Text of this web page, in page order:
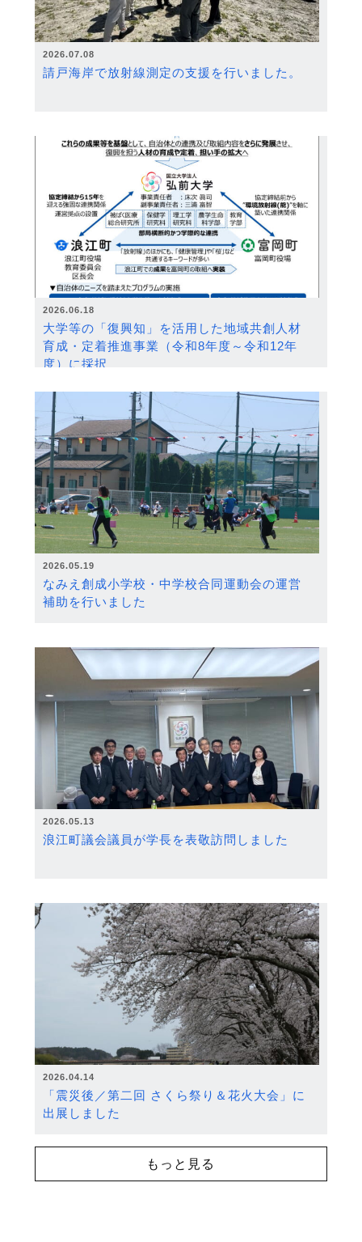
2026.07.08
請戸海岸で放射線測定の支援を行いました。
2026.06.18
大学等の「復興知」を活用した地域共創人材
育成・定着推進事業（令和8年度～令和12年
度）に採択
2026.05.19
なみえ創成小学校・中学校合同運動会の運営
補助を行いました
2026.05.13
浪江町議会議員が学長を表敬訪問しました
2026.04.14
「震災後／第二回 さくら祭り＆花火大会」に
出展しました
もっと見る